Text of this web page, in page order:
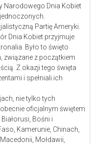
Narodowego Dnia Kobiet
Partię Ameryki.
Dnia Kobiet przyjmuje
Było to święto
związane z początkiem
Z okazji tego święta
i spełniali ich
nie tylko tych
oficjalnym świętem
Bośni i
Kamerunie, Chinach,
Mołdawii,